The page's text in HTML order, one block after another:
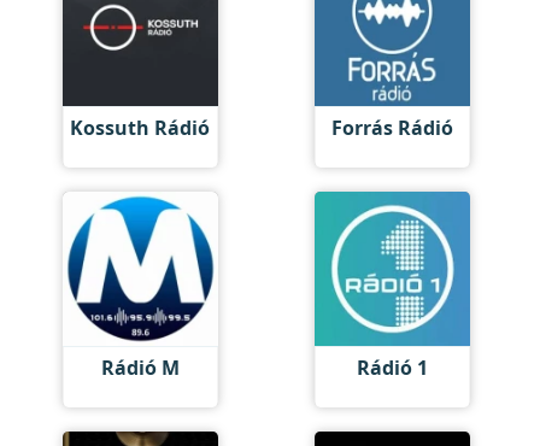
Kossuth Rádió Forrás Rádió
Rádió M Rádió 1